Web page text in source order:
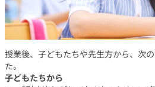
授業後、子どもたちや先生方から、次
た。
子どもたちから